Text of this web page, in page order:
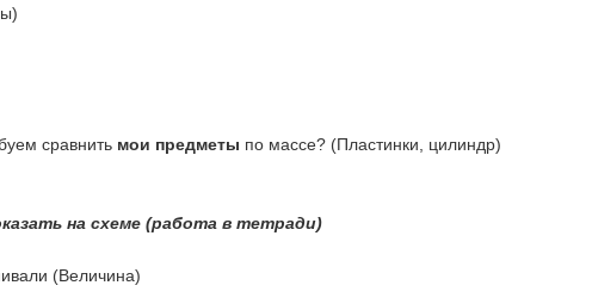
сравнить мои предметы по массе? (Пластинки, цилиндр)
на схеме (работа в тетради)
(Величина)